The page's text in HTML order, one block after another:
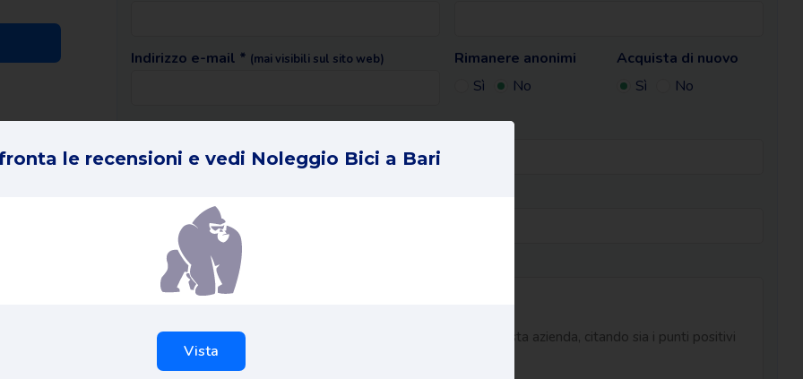
Indirizzo e-mail * (mai visibili sul sito web)
Rimanere anonimi
Sì
No
Acquista di nuovo
Sì
No
La tua recensione in 1 frase *
La vostra esperienza completa *
le recensioni e vedi Noleggio Bici a Bari
Vista